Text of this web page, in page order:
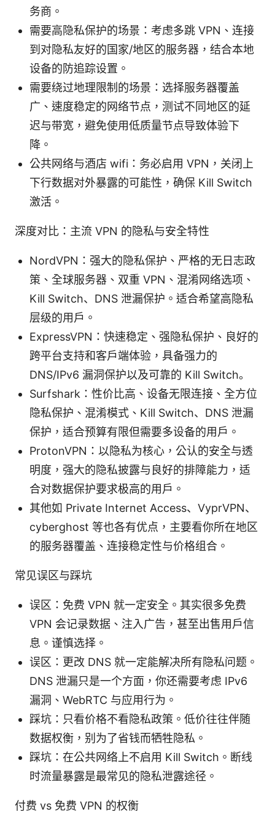
务商。
需要高隐私保护的场景：考虑多跳 VPN、连接
到对隐私友好的国家/地区的服务器，结合本地
设备的防追踪设置。
需要绕过地理限制的场景：选择服务器覆盖
广、速度稳定的网络节点，测试不同地区的延
迟与带宽，避免使用低质量节点导致体验下
降。
公共网络与酒店 wifi：务必启用 VPN，关闭上
下行数据对外暴露的可能性，确保 Kill Switch
激活。
深度对比：主流 VPN 的隐私与安全特性
NordVPN：强大的隐私保护、严格的无日志政
策、全球服务器、双重 VPN、混淆网络选项、
Kill Switch、DNS 泄漏保护。适合希望高隐私
层级的用户。
ExpressVPN：快速稳定、强隐私保护、良好的
跨平台支持和客户端体验，具备强力的
DNS/IPv6 漏洞保护以及可靠的 Kill Switch。
Surfshark：性价比高、设备无限连接、全方位
隐私保护、混淆模式、Kill Switch、DNS 泄漏
保护，适合预算有限但需要多设备的用户。
ProtonVPN：以隐私为核心，公认的安全与透
明度，强大的隐私披露与良好的排障能力，适
合对数据保护要求极高的用户。
其他如 Private Internet Access、VyprVPN、
cyberghost 等也各有优点，主要看你所在地区
的服务器覆盖、连接稳定性与价格组合。
常见误区与踩坑
误区：免费 VPN 就一定安全。其实很多免费
VPN 会记录数据、注入广告，甚至出售用户信
息。谨慎选择。
误区：更改 DNS 就一定能解决所有隐私问题。
DNS 泄漏只是一个方面，你还需要考虑 IPv6
漏洞、WebRTC 与应用行为。
踩坑：只看价格不看隐私政策。低价往往伴随
数据权衡，别为了省钱而牺牲隐私。
踩坑：在公共网络上不启用 Kill Switch。断线
时流量暴露是最常见的隐私泄露途径。
付费 vs 免费 VPN 的权衡